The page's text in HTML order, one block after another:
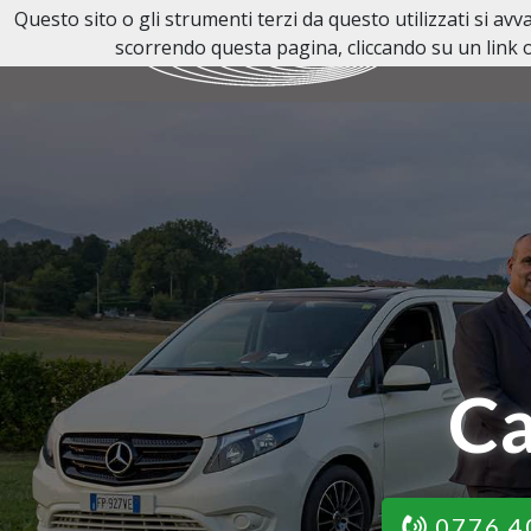
Questo sito o gli strumenti terzi da questo utilizzati si
scorrendo questa pagina, cliccando su un